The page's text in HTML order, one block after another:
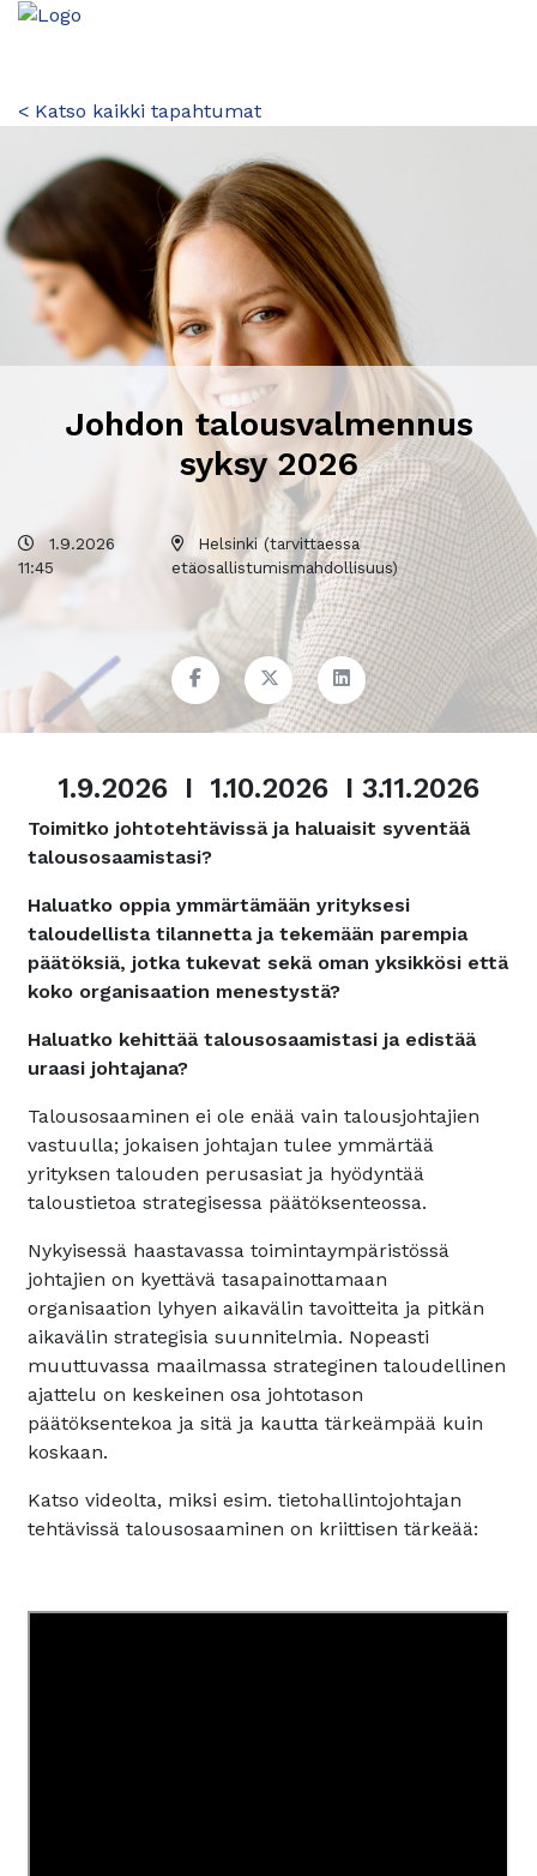
< Katso kaikki tapahtumat
Johdon talousvalmennus
syksy 2026
1.9.2026
11:45
Helsinki (tarvittaessa
etäosallistumismahdollisuus)
1.9.2026 I 1.10.2026 I 3.11.2026
Toimitko johtotehtävissä ja haluaisit syventää
talousosaamistasi?
Haluatko oppia ymmärtämään yrityksesi
taloudellista tilannetta ja tekemään parempia
päätöksiä, jotka tukevat sekä oman yksikkösi että
koko organisaation menestystä?
Haluatko kehittää talousosaamistasi ja edistää
uraasi johtajana?
Talousosaaminen ei ole enää vain talousjohtajien
vastuulla; jokaisen johtajan tulee ymmärtää
yrityksen talouden perusasiat ja hyödyntää
taloustietoa strategisessa päätöksenteossa.
Nykyisessä haastavassa toimintaympäristössä
johtajien on kyettävä tasapainottamaan
organisaation lyhyen aikavälin tavoitteita ja pitkän
aikavälin strategisia suunnitelmia. Nopeasti
muuttuvassa maailmassa strateginen taloudellinen
ajattelu on keskeinen osa johtotason
päätöksentekoa ja sitä ja kautta tärkeämpää kuin
koskaan.
Katso videolta, miksi esim. tietohallintojohtajan
tehtävissä talousosaaminen on kriittisen tärkeää: